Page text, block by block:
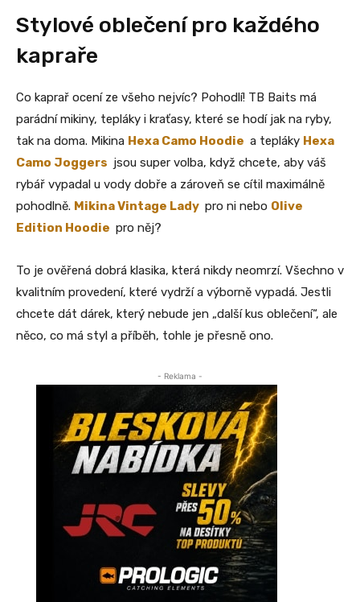
Stylové oblečení pro každého
kapraře
Co kaprař ocení ze všeho nejvíc? Pohodlí! TB Baits má
parádní mikiny, tepláky i kraťasy, které se hodí jak na ryby,
tak na doma. Mikina Hexa Camo Hoodie a tepláky Hexa
Camo Joggers jsou super volba, když chcete, aby váš
rybář vypadal u vody dobře a zároveň se cítil maximálně
pohodlně. Mikina Vintage Lady pro ni nebo Olive
Edition Hoodie pro něj?
To je ověřená dobrá klasika, která nikdy neomrzí. Všechno v
kvalitním provedení, které vydrží a výborně vypadá. Jestli
chcete dát dárek, který nebude jen „další kus oblečení“, ale
něco, co má styl a příběh, tohle je přesně ono.
- Reklama -